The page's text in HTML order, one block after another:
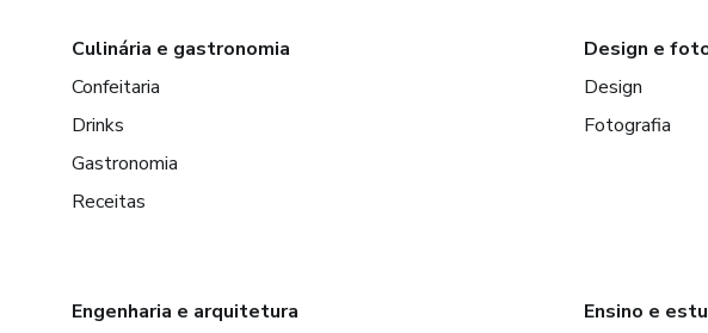
Culinária e gastronomia
Confeitaria
Drinks
Gastronomia
Receitas
Design e
Design
Fotografia
Engenharia e arquitetura
Ensino e